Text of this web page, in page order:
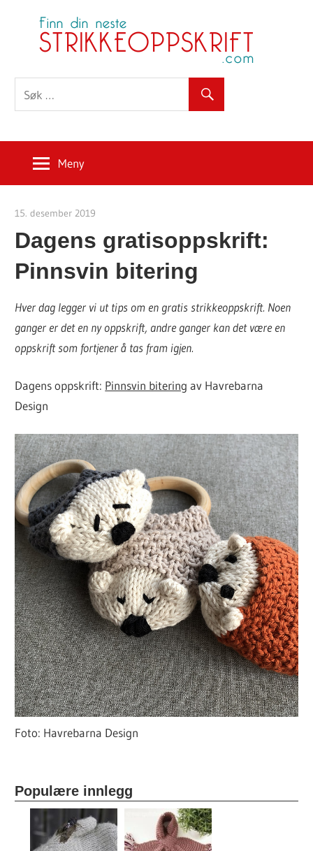
Meny
15. desember 2019
Dagens gratisoppskrift:
Pinnsvin bitering
Hver dag legger vi ut tips om en gratis strikkeoppskrift. Noen
ganger er det en ny oppskrift, andre ganger kan det være en
oppskrift som fortjener å tas fram igjen.
Dagens oppskrift: Pinnsvin bitering av Havrebarna
Design
Foto: Havrebarna Design
Populære innlegg